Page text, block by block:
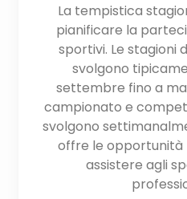
La tempistica
pianificare la
sportivi. Le stagioni
svolgono
settembre fino a
campionato e
svolgono
offre le opportunità
assistere agli